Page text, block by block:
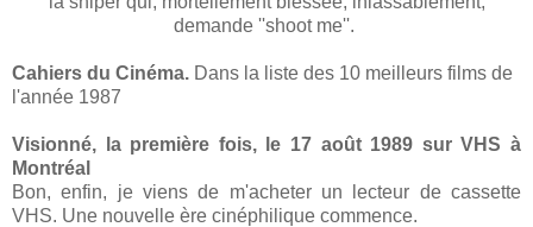
demande ''shoot me''.
Cahiers du Cinéma. Dans la liste des 10 meilleurs films de
l'année 1987
Visionné, la première fois, le 17 août 1989 sur VHS à
Montréal
Bon, enfin, je viens de m'acheter un lecteur de cassette
VHS. Une nouvelle ère cinéphilique commence.